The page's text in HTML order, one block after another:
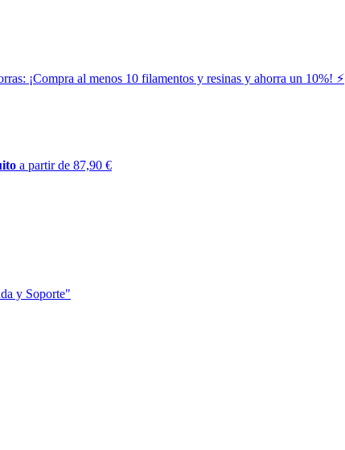
¡Compra al menos 10 filamentos y resinas y ahorra un 10%! ⚡️
a partir de 87,90 €
y Soporte"